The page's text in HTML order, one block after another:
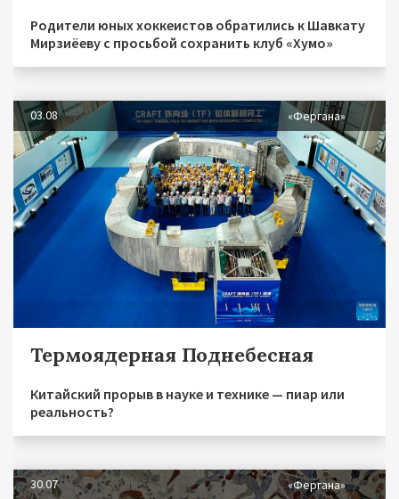
Родители юных хоккеистов обратились к Шавкату
Мирзиёеву с просьбой сохранить клуб «Хумо»
03.08 «Фергана»
Термоядерная Поднебесная
Китайский прорыв в науке и технике — пиар или
реальность?
30.07 «Фергана»